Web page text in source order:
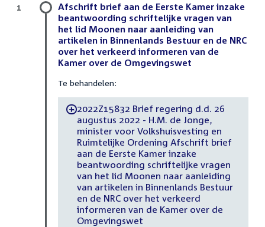
Afschrift brief aan de Eerste Kamer inzake
beantwoording schriftelijke vragen van
het lid Moonen naar aanleiding van
artikelen in Binnenlands Bestuur en de NRC
over het verkeerd informeren van de
Kamer over de Omgevingswet
Te behandelen:
-2022Z15832 Brief regering d.d. 26
augustus 2022 - H.M. de Jonge,
minister voor Volkshuisvesting en
Ruimtelijke Ordening Afschrift brief
aan de Eerste Kamer inzake
beantwoording schriftelijke vragen
van het lid Moonen naar aanleiding
van artikelen in Binnenlands Bestuur
en de NRC over het verkeerd
informeren van de Kamer over de
Omgevingswet
1